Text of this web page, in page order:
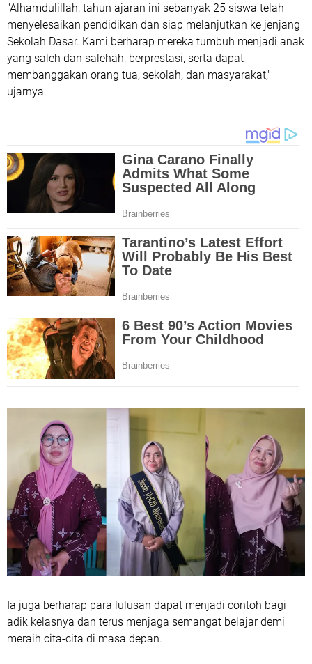
"Alhamdulillah, tahun ajaran ini sebanyak 25 siswa telah
menyelesaikan pendidikan dan siap melanjutkan ke jenjang
Sekolah Dasar. Kami berharap mereka tumbuh menjadi anak
yang saleh dan salehah, berprestasi, serta dapat
membanggakan orang tua, sekolah, dan masyarakat,"
ujarnya.
Ia juga berharap para lulusan dapat menjadi contoh bagi
adik kelasnya dan terus menjaga semangat belajar demi
meraih cita-cita di masa depan.